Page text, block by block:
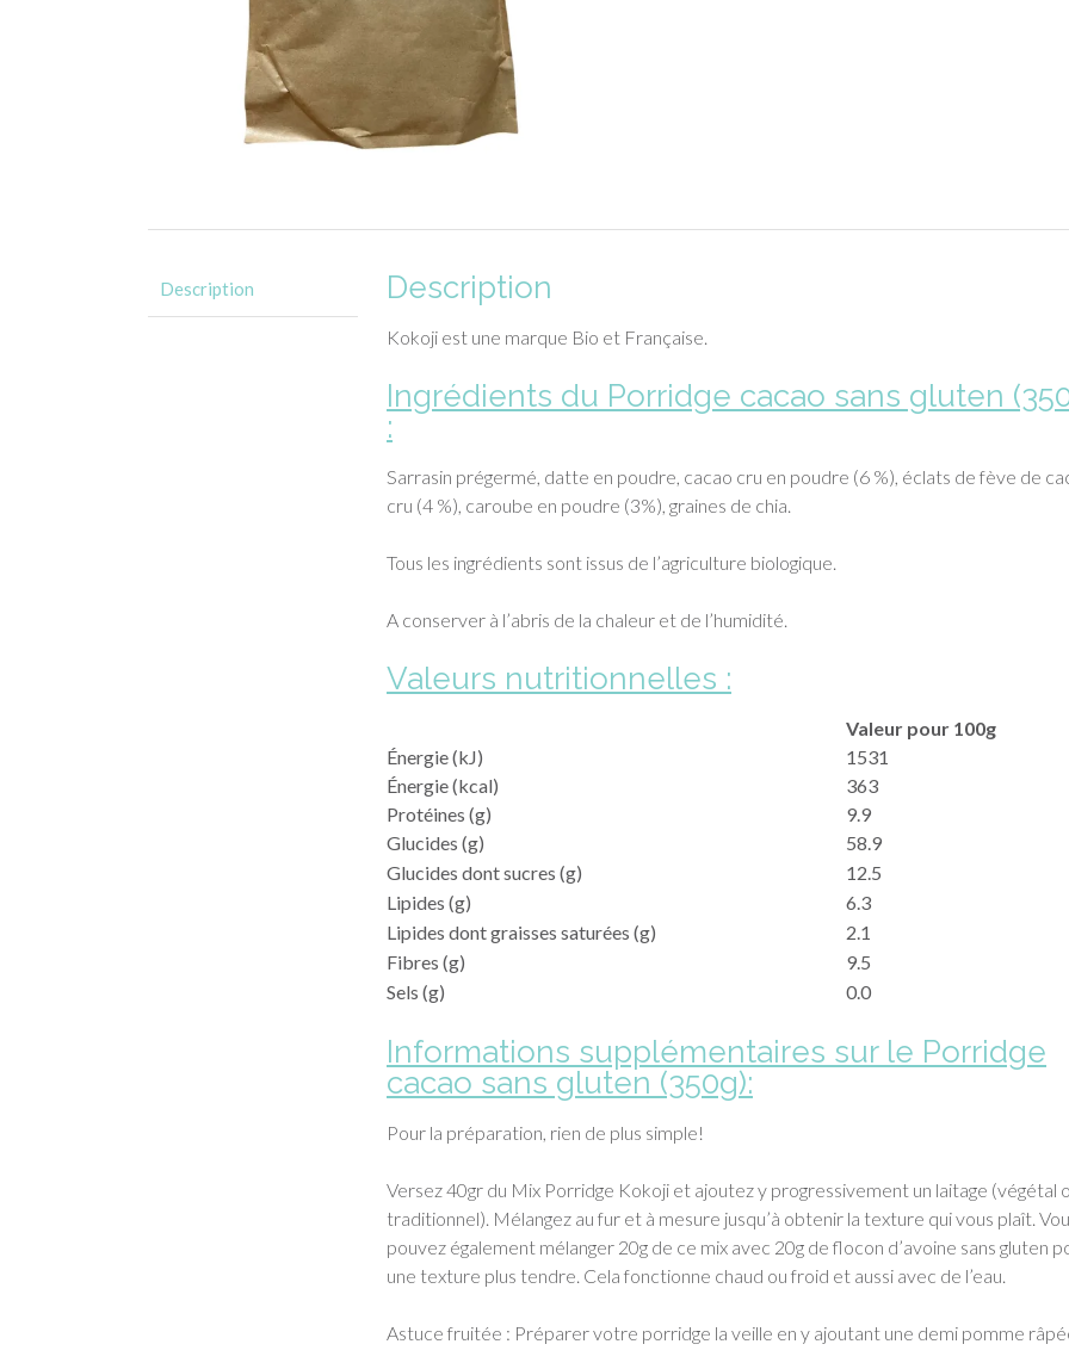
Description Description
Kokoji est une marque Bio et Française.
Ingrédients du Porridge cacao sans gluten
:
Sarrasin prégermé, datte en poudre, cacao cru en poudre (6 %), éclats de fève de
cru (4 %), caroube en poudre (3%), graines de chia.
Tous les ingrédients sont issus de l’agriculture biologique.
A conserver à l’abris de la chaleur et de l’humidité.
Valeurs nutritionnelles :
Valeur pour 100g
Énergie (kJ)
1531
Énergie (kcal)
363
Protéines (g)
9.9
Glucides (g)
58.9
Glucides dont sucres (g)
12.5
Lipides (g)
6.3
Lipides dont graisses saturées (g)
2.1
Fibres (g)
9.5
Sels (g)
0.0
Informations supplémentaires sur le Porridge
cacao sans gluten (350g):
Pour la préparation, rien de plus simple!
Versez 40gr du Mix Porridge Kokoji et ajoutez y progressivement un laitage (végétal
traditionnel). Mélangez au fur et à mesure jusqu’à obtenir la texture qui vous plaît.
pouvez également mélanger 20g de ce mix avec 20g de flocon d’avoine sans gluten
une texture plus tendre. Cela fonctionne chaud ou froid et aussi avec de l’eau.
Astuce fruitée : Préparer votre porridge la veille en y ajoutant une demi pomme